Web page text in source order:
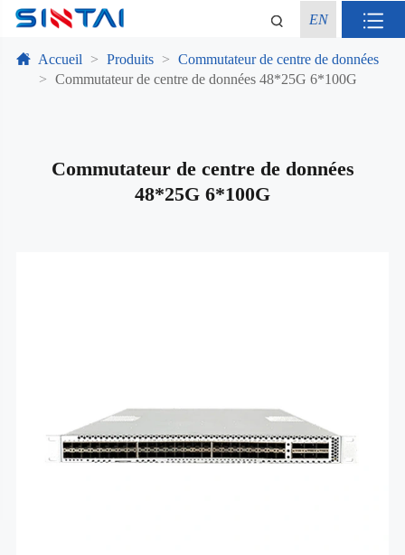
EN
Accueil Produits
Commutateur de centre de données
Commutateur de centre de données 48*25G 6*100G
Commutateur de centre de données
48*25G 6*100G